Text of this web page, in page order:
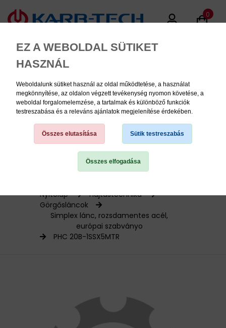
EZ A WEBOLDAL SÜTIKET
HASZNÁL
Weboldalunk sütiket használ az oldal működtetése, a használat
megkönnyítése, az oldalon végzett tevékenység nyomon követése, a
weboldal forgalomelemzése, a tartalmak és különböző funkciók
testreszabása és a releváns ajánlatok megjelenítése érdekében.
Összes elutasítása Sütik testreszabás
Összes elfogadása
0
MENU
KÉZISZERSZÁMOK
HAJTÁSTECHNIKA
Termékinformációk
Nyitólap
Hajtástechnika
Görgősláncok
Simplex lánc, rozsdamentes acél,
európai szabványo
PHC 20B-1SSX5MTR